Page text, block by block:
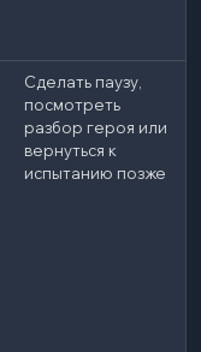
Сделать паузу,
посмотреть
разбор героя или
вернуться к
испытанию позже